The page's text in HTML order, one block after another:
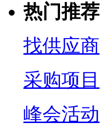
热门推荐
找供应商
采购项目
峰会活动